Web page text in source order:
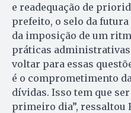
e readequação de
prefeito, o selo da futura
da imposição de um
práticas
voltar para essas
é o comprometimento
dívidas. Isso tem que
primeiro dia”, ressaltou